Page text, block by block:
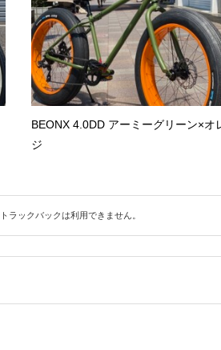
BEONX 4.0DD アーミーグリーン×オ
ジ
トラックバックは利用できません。